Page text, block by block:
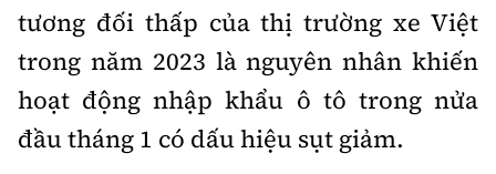
tương đối thấp của thị trường xe Việt
trong năm 2023 là nguyên nhân khiến
hoạt động nhập khẩu ô tô trong nửa
đầu tháng 1 có dấu hiệu sụt giảm.